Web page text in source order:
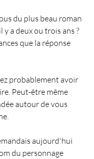
du plus beau roman
y a deux ou trois ans ?
que la réponse
probablement avoir
Peut-être même
autour de vous
aujourd'hui
du personnage